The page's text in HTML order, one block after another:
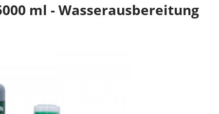
ml - Wasserausbereitung